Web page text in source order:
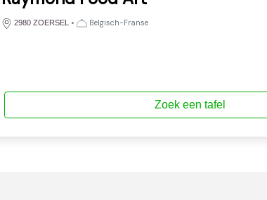
2980 ZOERSEL • Belgisch-Franse
Zoek een tafel